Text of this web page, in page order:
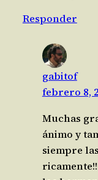
Responder
gabitof
febrero 8,
Muchas
ánimo y
siempre